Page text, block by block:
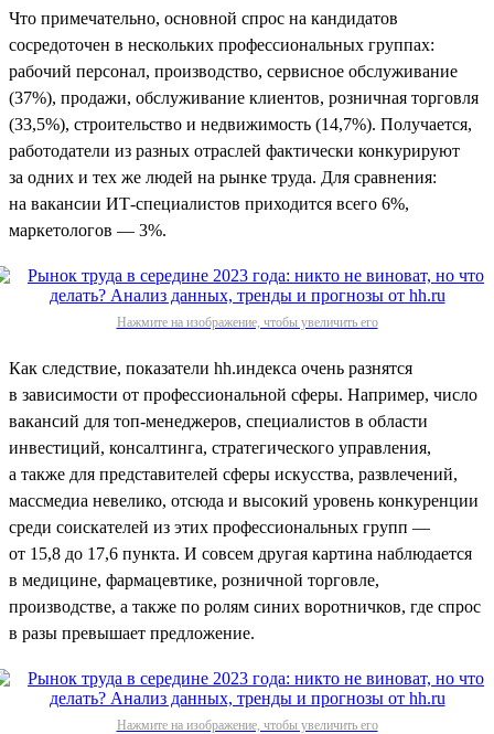
Что примечательно, основной спрос на кандидатов
сосредоточен в нескольких профессиональных группах:
рабочий персонал, производство, сервисное обслуживание
(37%), продажи, обслуживание клиентов, розничная торговля
(33,5%), строительство и недвижимость (14,7%). Получается,
работодатели из разных отраслей фактически конкурируют
за одних и тех же людей на рынке труда. Для сравнения:
на вакансии ИТ-специалистов приходится всего 6%,
маркетологов — 3%.
Нажмите на изображение, чтобы увеличить его
Как следствие, показатели hh.индекса очень разнятся
в зависимости от профессиональной сферы. Например, число
вакансий для топ-менеджеров, специалистов в области
инвестиций, консалтинга, стратегического управления,
а также для представителей сферы искусства, развлечений,
массмедиа невелико, отсюда и высокий уровень конкуренции
среди соискателей из этих профессиональных групп —
от 15,8 до 17,6 пункта. И совсем другая картина наблюдается
в медицине, фармацевтике, розничной торговле,
производстве, а также по ролям синих воротничков, где спрос
в разы превышает предложение.
Нажмите на изображение, чтобы увеличить его